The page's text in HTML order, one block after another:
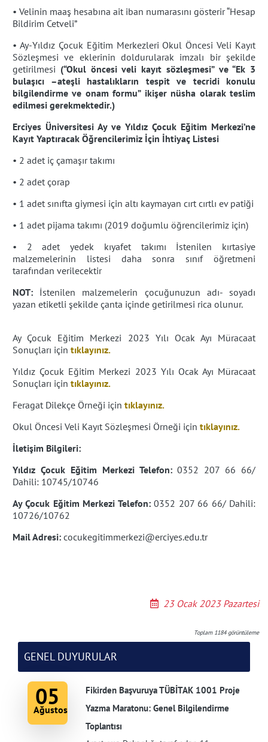
• Velinin maaş hesabına ait iban numarasını gösterir “Hesap
Bildirim Cetveli”
• Ay-Yıldız Çocuk Eğitim Merkezleri Okul Öncesi Veli Kayıt
Sözleşmesi ve eklerinin doldurularak imzalı bir şekilde
getirilmesi (“Okul öncesi veli kayıt sözleşmesi” ve “Ek 3
bulaşıcı –ateşli hastalıkların tespit ve tecridi konulu
bilgilendirme ve onam formu” ikişer nüsha olarak teslim
edilmesi gerekmektedir.)
Erciyes Üniversitesi Ay ve Yıldız Çocuk Eğitim Merkezi’ne
Kayıt Yaptıracak Öğrencilerimiz İçin İhtiyaç Listesi
• 2 adet iç çamaşır takımı
• 2 adet çorap
• 1 adet sınıfta giymesi için altı kaymayan cırt cırtlı ev patiği
• 1 adet pijama takımı (2019 doğumlu öğrencilerimiz için)
• 2 adet yedek kıyafet takımı İstenilen kırtasiye
malzemelerinin listesi daha sonra sınıf öğretmeni
tarafından verilecektir
NOT: İstenilen malzemelerin çocuğunuzun adı- soyadı
yazan etiketli şekilde çanta içinde getirilmesi rica olunur.
Ay Çocuk Eğitim Merkezi 2023 Yılı Ocak Ayı Müracaat
Sonuçları için tıklayınız.
Yıldız Çocuk Eğitim Merkezi 2023 Yılı Ocak Ayı Müracaat
Sonuçları için tıklayınız.
Feragat Dilekçe Örneği için tıklayınız.
Okul Öncesi Veli Kayıt Sözleşmesi Örneği için tıklayınız.
İletişim Bilgileri:
Yıldız Çocuk Eğitim Merkezi Telefon:0352 207 66 66/
Dahili: 10745/10746
Ay Çocuk Eğitim Merkezi Telefon:0352 207 66 66/ Dahili:
10726/10762
Mail Adresi: cocukegitimmerkezi@erciyes.edu.tr
23 Ocak 2023 Pazartesi
Toplam 1184görüntüleme
GENEL DUYURULAR
05
Ağustos
Fikirden Başvuruya TÜBİTAK 1001 Proje
Yazma Maratonu: Genel Bilgilendirme
Toplantısı